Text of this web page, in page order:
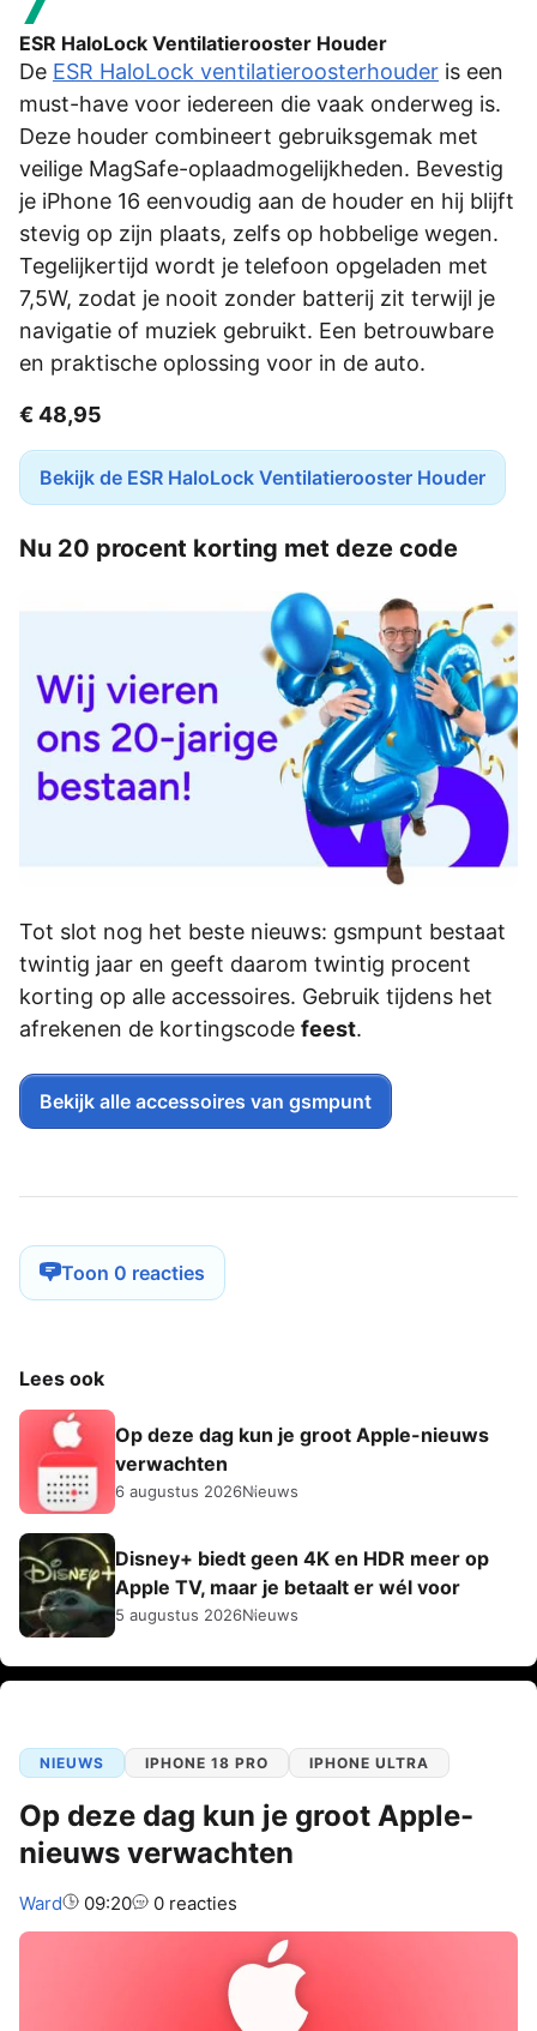
ESR HaloLock Ventilatierooster Houder
De ESR HaloLock ventilatieroosterhouder is een
must-have voor iedereen die vaak onderweg is.
Deze houder combineert gebruiksgemak met
veilige MagSafe-oplaadmogelijkheden. Bevestig
je iPhone 16 eenvoudig aan de houder en hij blijft
stevig op zijn plaats, zelfs op hobbelige wegen.
Tegelijkertijd wordt je telefoon opgeladen met
7,5W, zodat je nooit zonder batterij zit terwijl je
navigatie of muziek gebruikt. Een betrouwbare
en praktische oplossing voor in de auto.
€ 48,95
Bekijk de ESR HaloLock Ventilatierooster Houder
Nu 20 procent korting met deze code
Tot slot nog het beste nieuws: gsmpunt bestaat
twintig jaar en geeft daarom twintig procent
korting op alle accessoires. Gebruik tijdens het
afrekenen de kortingscode feest.
Bekijk alle accessoires van gsmpunt
Toon 0 reacties
Lees ook
Op deze dag kun je groot Apple-nieuws
verwachten
6 augustus 2026Nieuws
Disney+ biedt geen 4K en HDR meer op
Apple TV, maar je betaalt er wél voor
5 augustus 2026Nieuws
NIEUWS IPHONE 18 PRO IPHONE ULTRA
Op deze dag kun je groot Apple-
nieuws verwachten
Auteur:
Ward 09:20 0 reacties